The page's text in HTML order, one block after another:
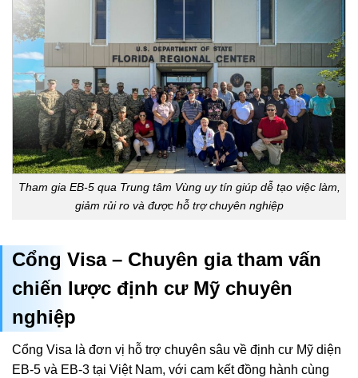
Tham gia EB-5 qua Trung tâm Vùng uy tín giúp dễ tạo việc làm,
giảm rủi ro và được hỗ trợ chuyên nghiệp
Cổng Visa – Chuyên gia tham vấn
chiến lược định cư Mỹ chuyên
nghiệp
Cổng Visa là đơn vị hỗ trợ chuyên sâu về định cư Mỹ diện
EB-5 và EB-3 tại Việt Nam, với cam kết đồng hành cùng